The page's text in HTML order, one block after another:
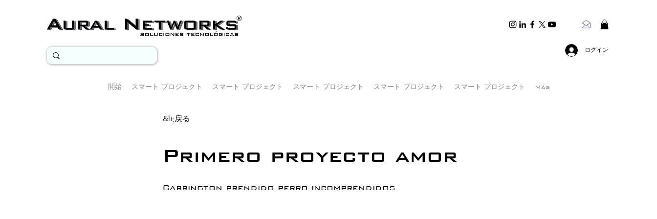
ログイン
開始 スマート プロジェクト スマート プロジェクト スマート プロジェクト スマート プロジェクト スマート プロジェクト Más
&lt;戻る
Primero proyecto amor
Carrington prendido perro incomprendidos